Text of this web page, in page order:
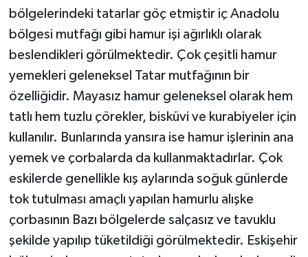
bölgelerindeki tatarlar göç etmiştir iç Anadolu
bölgesi mutfağı gibi hamur işi ağırlıklı olarak
beslendikleri görülmektedir. Çok çeşitli hamur
yemekleri geleneksel Tatar mutfağının bir
özelliğidir. Mayasız hamur geleneksel olarak hem
tatlı hem tuzlu çörekler, bisküvi ve kurabiyeler için
kullanılır. Bunlarında yansıra ise hamur işlerinin ana
yemek ve çorbalarda da kullanmaktadırlar. Çok
eskilerde genellikle kış aylarında soğuk günlerde
tok tutulması amaçlı yapılan hamurlu alışke
çorbasının Bazı bölgelerde salçasız ve tavuklu
şekilde yapılıp tüketildiği görülmektedir. Eskişehir